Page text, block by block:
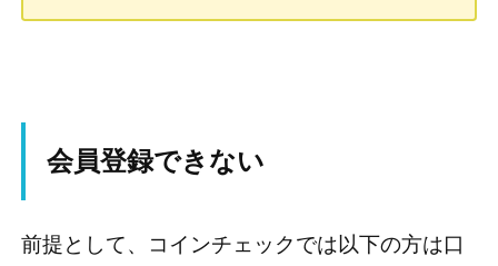
会員登録できない
前提として、コインチェックでは以下の方は口